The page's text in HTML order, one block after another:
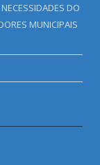
DO
MUNICIPAIS